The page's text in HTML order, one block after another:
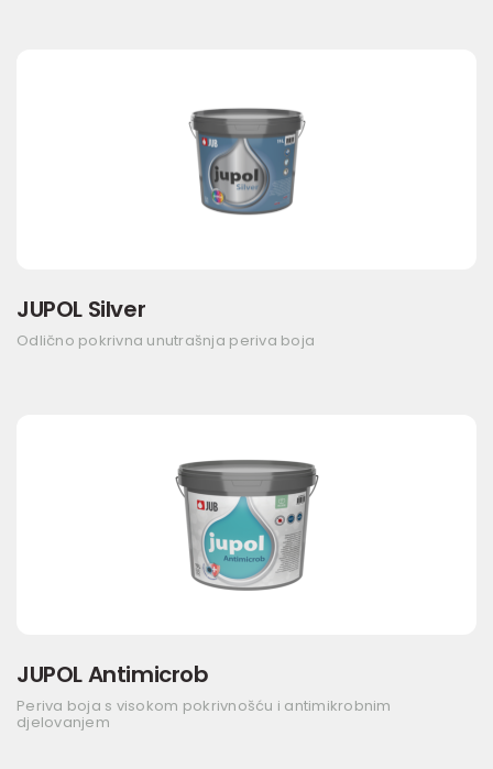
JUPOL Silver
Odlično pokrivna unutrašnja periva boja
JUPOL Antimicrob
Periva boja s visokom pokrivnošću i antimikrobnim
djelovanjem